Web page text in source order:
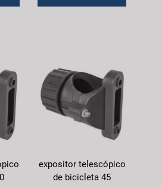
expositor telescópico
de bicicleta 45